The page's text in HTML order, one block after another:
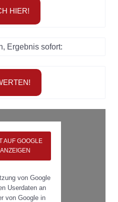
HIER!
Ergebnis sofort:
AUF GOOGLE
von Google
Userdaten an
von Google in